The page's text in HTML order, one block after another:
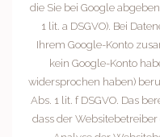
die Sie bei Google
1 lit. a DSGVO). Bei
Ihrem Google-Konto
kein Google-Konto
widersprochen haben)
Abs. 1 lit. f DSGVO. Das
dass der